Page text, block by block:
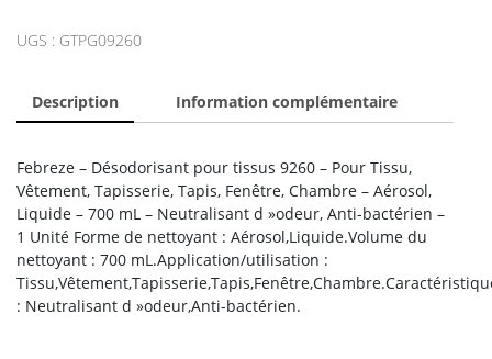
PG09260,
GAMBLE
UGS : GTPG09260
Description Information complémentaire
Febreze – Désodorisant pour tissus 9260 – Pour Tissu,
Vêtement, Tapisserie, Tapis, Fenêtre, Chambre – Aérosol,
Liquide – 700 mL – Neutralisant d »odeur, Anti-bactérien –
1 Unité Forme de nettoyant : Aérosol,Liquide.Volume du
nettoyant : 700 mL.Application/utilisation :
: Neutralisant d »odeur,Anti-bactérien.